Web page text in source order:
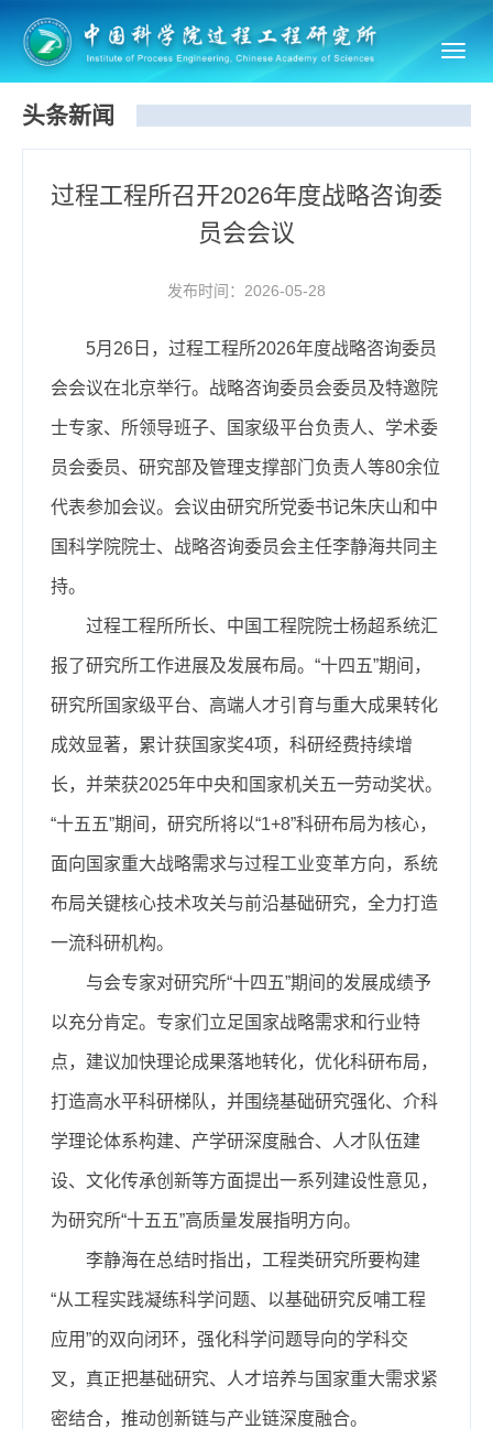
头条新闻
过程工程所召开2026年度战略咨询委
员会会议
发布时间：2026-05-28
5月26日，过程工程所2026年度战略咨询委员
会会议在北京举行。战略咨询委员会委员及特邀院
士专家、所领导班子、国家级平台负责人、学术委
员会委员、研究部及管理支撑部门负责人等80余位
代表参加会议。会议由研究所党委书记朱庆山和中
国科学院院士、战略咨询委员会主任李静海共同主
持。
过程工程所所长、中国工程院院士杨超系统汇
报了研究所工作进展及发展布局。“十四五”期间，
研究所国家级平台、高端人才引育与重大成果转化
成效显著，累计获国家奖4项，科研经费持续增
长，并荣获2025年中央和国家机关五一劳动奖状。
“十五五”期间，研究所将以“1+8”科研布局为核心，
面向国家重大战略需求与过程工业变革方向，系统
布局关键核心技术攻关与前沿基础研究，全力打造
一流科研机构。
与会专家对研究所“十四五”期间的发展成绩予
以充分肯定。专家们立足国家战略需求和行业特
点，建议加快理论成果落地转化，优化科研布局，
打造高水平科研梯队，并围绕基础研究强化、介科
学理论体系构建、产学研深度融合、人才队伍建
设、文化传承创新等方面提出一系列建设性意见，
为研究所“十五五”高质量发展指明方向。
李静海在总结时指出，工程类研究所要构建
“从工程实践凝练科学问题、以基础研究反哺工程
应用”的双向闭环，强化科学问题导向的学科交
叉，真正把基础研究、人才培养与国家重大需求紧
密结合，推动创新链与产业链深度融合。